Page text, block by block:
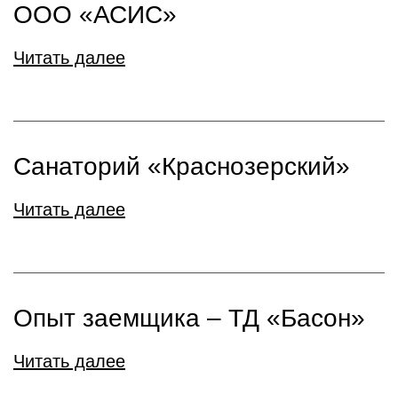
ООО «АСИС»
Читать далее
Санаторий «Краснозерский»
Читать далее
Опыт заемщика – ТД «Басон»
Читать далее